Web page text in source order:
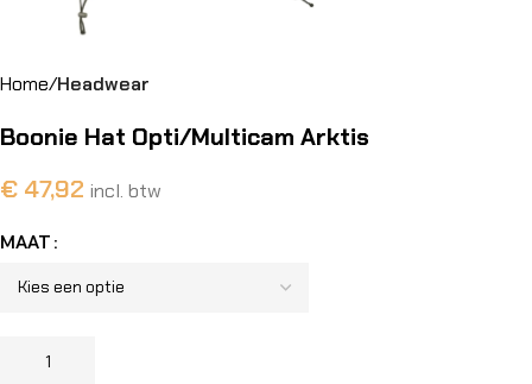
Home Headwear
Boonie Hat Opti/Multicam Arktis
€ 47,92 incl. btw
MAAT